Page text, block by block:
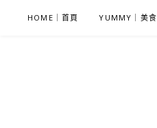
HOME｜首頁 YUMMY｜美食